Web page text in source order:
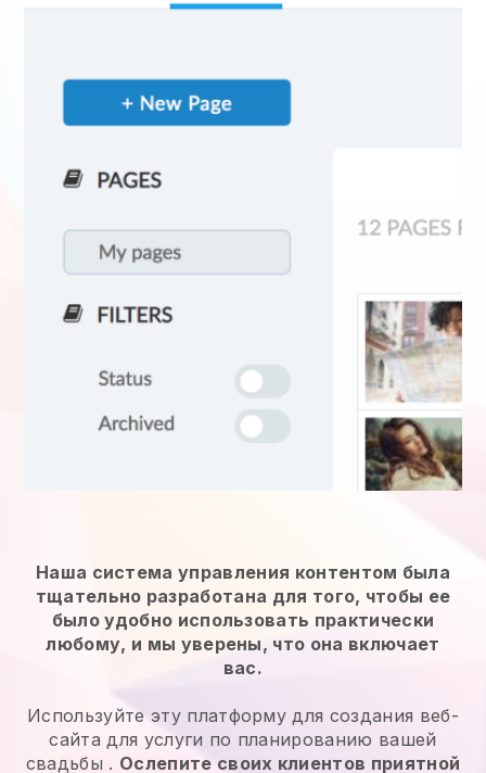
Наша система управления контентом была
тщательно разработана для того, чтобы ее
было удобно использовать практически
любому, и мы уверены, что она включает
вас.
Используйте эту платформу для создания веб-
сайта для услуги по планированию вашей
свадьбы . Ослепите своих клиентов приятной